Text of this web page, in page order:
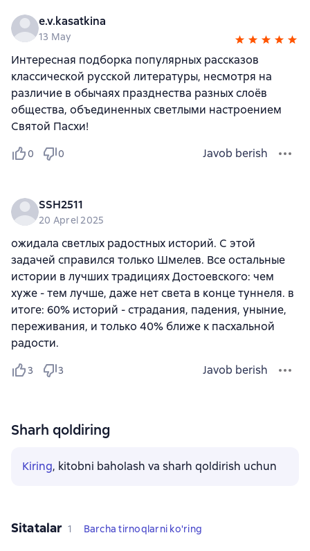
e.v.kasatkina
13 May
Интересная подборка популярных рассказов
классической русской литературы, несмотря на
различие в обычаях празднества разных слоёв
общества, объединенных светлыми настроением
Святой Пасхи!
0 0 Javob berish
SSH2511
20 Aprel 2025
ожидала светлых радостных историй. С этой
задачей справился только Шмелев. Все остальные
истории в лучших традициях Достоевского: чем
хуже - тем лучше, даже нет света в конце туннеля. в
итоге: 60% историй - страдания, падения, уныние,
переживания, и только 40% ближе к пасхальной
радости.
3 3 Javob berish
Sharh qoldiring
Kiring, kitobni baholash va sharh qoldirish uchun
Sitatalar 1 Barcha tirnoqlarni ko'ring